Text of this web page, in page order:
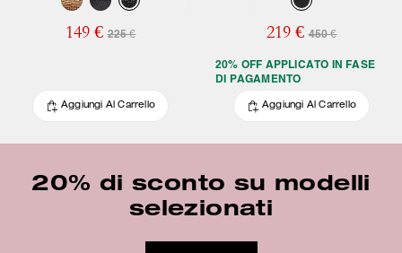
149 € 225 €
Aggiungi Al Carrello
219 € 450 €
20% OFF APPLICATO IN FASE
DI PAGAMENTO
Aggiungi Al Carrello
20% di sconto su modelli
selezionati